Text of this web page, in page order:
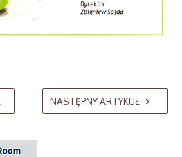
NASTĘPNY ARTYKUŁ